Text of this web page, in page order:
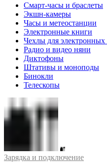
Смарт-часы и браслеты
Экшн-камеры
Часы и метеостанции
Электронные книги
Чехлы для электронных
Радио и видео няни
Диктофоны
Штативы и моноподы
Бинокли
Телескопы
Зарядка и подключение